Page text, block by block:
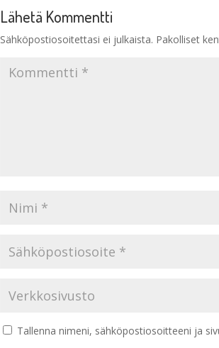
Lähetä Kommentti
Sähköpostiosoitettasi ei julkaista. Pakolliset
Tallenna nimeni, sähköpostiosoitteeni ja